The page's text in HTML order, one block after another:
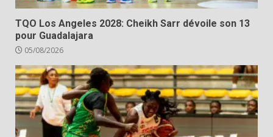
TQO Los Angeles 2028: Cheikh Sarr dévoile son 13
pour Guadalajara
05/08/2026